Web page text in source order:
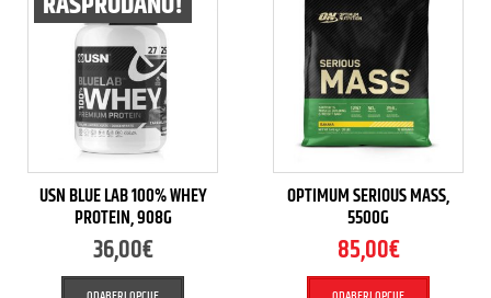
USN BLUE LAB 100% WHEY
PROTEIN, 908G
36,00€
OPTIMUM SERIOUS MASS,
5500G
85,00€